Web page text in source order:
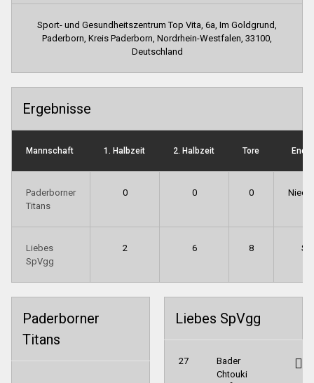
Sport- und Gesundheitszentrum Top Vita, 6a, Im Goldgrund,
Paderborn, Kreis Paderborn, Nordrhein-Westfalen, 33100,
Deutschland
Ergebnisse
Mannschaft 1. Halbzeit 2. Halbzeit Tore
Paderborner
Titans
0 0 0
Liebes
SpVgg
2 6 8
Paderborner
Titans
Liebes SpVgg
27
Bader
Chtouki